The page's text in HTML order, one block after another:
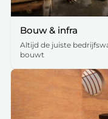
Bouw & infra
Altijd de juiste
bouwt